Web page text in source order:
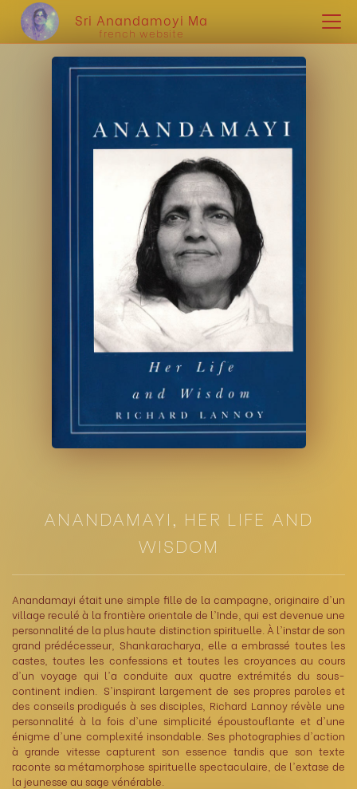
Sri Anandamoyi Ma
french website
ANANDAMAYI, HER LIFE AND
WISDOM
Anandamayi était une simple fille de la campagne, originaire d'un
village reculé à la frontière orientale de l'Inde, qui est devenue une
personnalité de la plus haute distinction spirituelle. À l'instar de son
grand prédécesseur, Shankaracharya, elle a embrassé toutes les
castes, toutes les confessions et toutes les croyances au cours
d'un voyage qui l'a conduite aux quatre extrémités du sous-
continent indien. S'inspirant largement de ses propres paroles et
des conseils prodigués à ses disciples, Richard Lannoy révèle une
personnalité à la fois d'une simplicité époustouflante et d'une
énigme d'une complexité insondable. Ses photographies d'action
à grande vitesse capturent son essence tandis que son texte
raconte sa métamorphose spirituelle spectaculaire, de l'extase de
la jeunesse au sage vénérable.